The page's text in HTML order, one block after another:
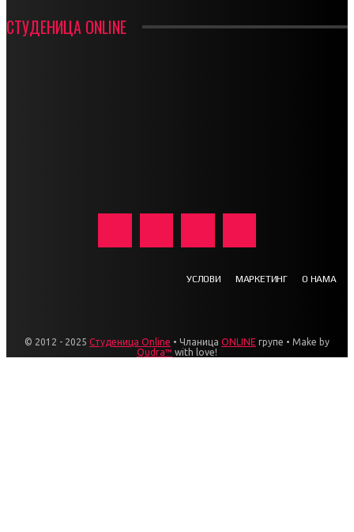
СТУДЕНИЦА ONLINE
УСЛОВИ МАРКЕТИНГ О НАМА
© 2012 - 2025 Студеница Online • Чланица ONLINE групе • Make by
Qudra™ with love!